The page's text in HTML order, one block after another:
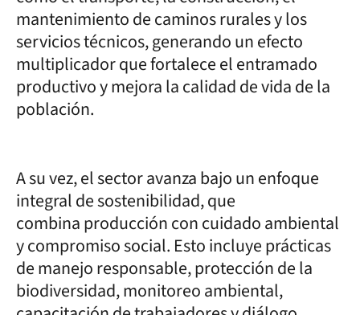
mantenimiento de caminos rurales y los
servicios técnicos, generando un efecto
multiplicador que fortalece el entramado
productivo y mejora la calidad de vida de la
población.
A su vez, el sector avanza bajo un enfoque
integral de sostenibilidad, que
combina producción con cuidado ambiental
y compromiso social. Esto incluye prácticas
de manejo responsable, protección de la
biodiversidad, monitoreo ambiental,